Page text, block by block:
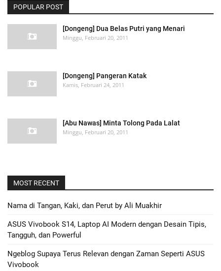
POPULAR POST
[Dongeng] Dua Belas Putri yang Menari
Minggu, Februari 20, 2011
[Dongeng] Pangeran Katak
Kamis, Februari 24, 2011
[Abu Nawas] Minta Tolong Pada Lalat
Minggu, Februari 20, 2011
MOST RECENT
Nama di Tangan, Kaki, dan Perut by Ali Muakhir
ASUS Vivobook S14, Laptop AI Modern dengan Desain Tipis,
Tangguh, dan Powerful
Ngeblog Supaya Terus Relevan dengan Zaman Seperti ASUS
Vivobook